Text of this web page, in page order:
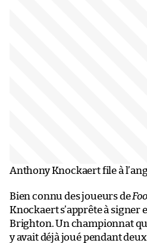
Anthony Knockaert file à
Bien connu des joueurs de
Knockaert s’apprête à signer
Brighton. Un championnat
y avait déjà joué pendant